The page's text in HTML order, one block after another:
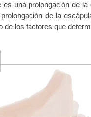
una prolongación de
de la
de los factores que